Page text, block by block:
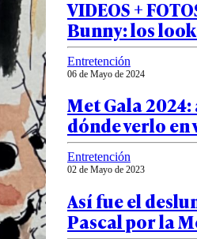
VIDEOS +
Bunny: los
Entretención
06 de Mayo de 2024
Met Gala
dónde verlo en
Entretención
02 de Mayo de 2023
Así fue el
Pascal por la